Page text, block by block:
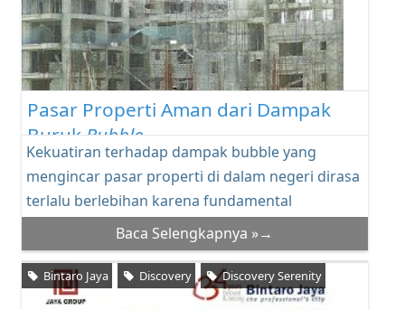
Pasar Properti Aman dari Dampak
BurukBubble
Kekuatiran terhadap dampak bubble yang
mengincar pasar properti di dalam negeri dirasa
terlalu berlebihan karena fundamental
perekonomian d...Baca Selengkapnya »→
Bintaro Jaya Discovery Discovery Serenity